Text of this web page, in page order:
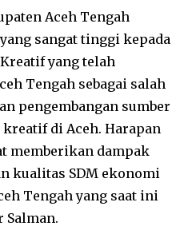
Aceh Tengah
sangat tinggi kepada
yang telah
Tengah sebagai salah
pengembangan sumber
di Aceh. Harapan
memberikan dampak
kualitas SDM ekonomi
Tengah yang saat ini
Salman.